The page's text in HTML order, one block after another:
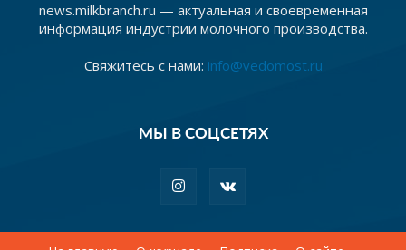
news.milkbranch.ru — актуальная и своевременная
информация индустрии молочного производства.
Свяжитесь с нами: info@vedomost.ru
МЫ В СОЦСЕТЯХ